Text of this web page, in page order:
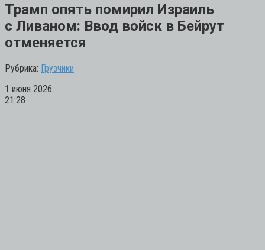
Трамп опять помирил Израиль
с Ливаном: Ввод войск в Бейрут
отменяется
Рубрика: Грузчики
1 июня 2026
21:28